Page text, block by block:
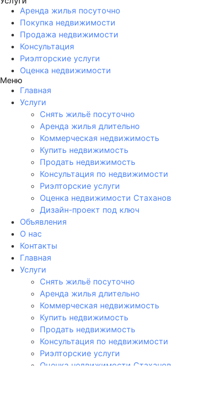
Аренда жилья посуточно
Покупка недвижимости
Продажа недвижимости
Консультация
Риэлторские услуги
Оценка недвижимости
Меню
Главная
Услуги
Снять жильё посуточно
Аренда жилья длительно
Коммерческая недвижимость
Купить недвижимость
Продать недвижимость
Консультация по недвижимости
Риэлторские услуги
Оценка недвижимости Стаханов
Дизайн-проект под ключ
Объявления
О нас
Контакты
Главная
Услуги
Снять жильё посуточно
Аренда жилья длительно
Коммерческая недвижимость
Купить недвижимость
Продать недвижимость
Консультация по недвижимости
Риэлторские услуги
Оценка недвижимости Стаханов